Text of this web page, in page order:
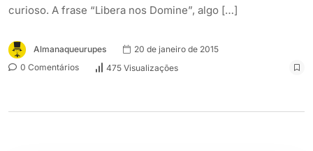
curioso. A frase “Libera nos Domine”, algo […]
Almanaqueurupes
20 de janeiro de 2015
0 Comentários
475 Visualizações